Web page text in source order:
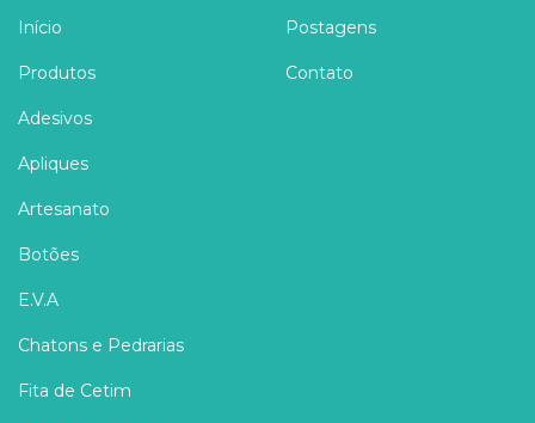
Início
Produtos
Adesivos
Apliques
Artesanato
Botões
E.V.A
Chatons e Pedrarias
Fita de Cetim
Postagens
Contato